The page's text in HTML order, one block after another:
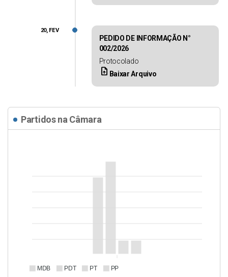
PEDIDO DE INFORMAÇÃO N°
002/2026
Protocolado
upload_file Baixar Arquivo
20, FEV
Partidos na Câmara
MDB PDT PT PP